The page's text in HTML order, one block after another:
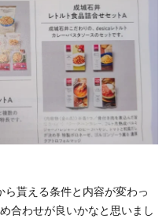
貰える条件と内容が変わっ
合わせが良いかなと思いまし